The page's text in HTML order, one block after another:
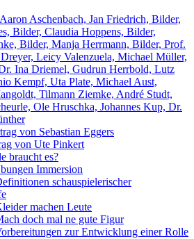
Aaron Aschenbach, Jan Friedrich, Bilder,
Bilder, Claudia Hoppens, Bilder,
Bilder, Manja Herrmann, Bilder, Prof.
Leicy Valenzuela, Michael Müller,
Ina Driemel, Gudrun Herrbold, Lutz
Kempf, Uta Plate, Michael Aust,
Tilmann Ziemke, André Studt,
Ole Hruschka, Johannes Kup, Dr.
von Sebastian Eggers
von Ute Pinkert
braucht es?
Immersion
schauspielerischer
machen Leute
doch mal ne gute Figur
zur Entwicklung einer Rolle